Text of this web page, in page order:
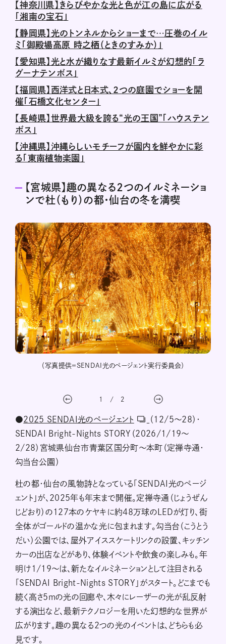
【神奈川県】きらびやかな光と色が江の島に広がる
「湘南の宝石」
【静岡県】光のトンネルからショーまで…圧巻のイル
ミ「御殿場高原 時之栖（ときのすみか）」
【愛知県】光と水が織りなす最新イルミが幻想的「ラ
グーナテンボス」
【福岡県】西洋式と日本式、2つの庭園でショーを開
催「石橋文化センター」
【長崎県】世界最大級を誇る“光の王国”「ハウステン
ボス」
【沖縄県】沖縄らしいモチーフが園内を鮮やかに彩
る「東南植物楽園」
【宮城県】趣の異なる2つのイルミネーショ
ンで杜（もり）の都・仙台の冬を満喫
（写真提供＝SENDAI光のページェント実行委員会）
1 / 2
●2025 SENDAI光のページェント
（12/5～28）・
SENDAI Bright-Nights STORY（2026/1/19～
2/28）宮城県仙台市青葉区国分町～本町（定禅寺通・
勾当台公園）
杜の都・仙台の風物詩となっている「SENDAI光のページ
ェント」が、2025年も年末まで開催。定禅寺通（じょうぜん
じどおり）の127本のケヤキに約48万球のLEDが灯り、街
全体がゴールドの温かな光に包まれます。勾当台（こうとう
だい）公園では、屋外アイススケートリンクの設置、キッチン
カーの出店などがあり、体験イベントや飲食の楽しみも。年
明け1/19～は、新たなイルミネーションとして注目される
「SENDAI Bright-Nights STORY」がスタート。どこまでも
続く高さ5mの光の回廊や、木々にレーザーの光が乱反射
する演出など、最新テクノロジーを用いた幻想的な世界が
広がります。趣の異なる2つの光のイベントは、どちらも必
見です。